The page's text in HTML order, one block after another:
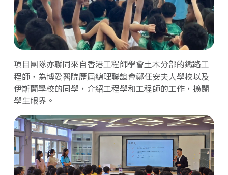
項目團隊亦聯同來自香港工程師學會土木分部的鐵路工
程師，為博愛醫院歷屆總理聯誼會鄭任安夫人學校以及
伊斯蘭學校的同學，介紹工程學和工程師的工作，擴闊
學生眼界。